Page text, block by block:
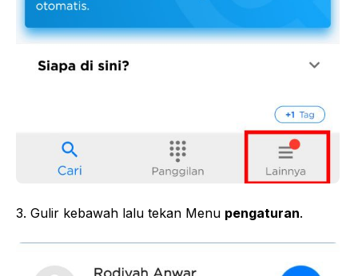
3. Gulir kebawah lalu tekan Menu pengaturan.